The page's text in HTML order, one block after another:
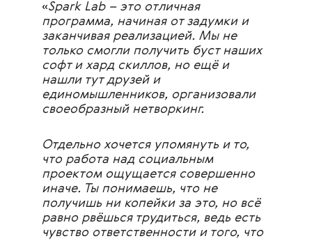
«Spark Lab – это отличная
программа, начиная от задумки и
заканчивая реализацией. Мы не
только смогли получить буст наших
софт и хард скиллов, но ещё и
нашли тут друзей и
единомышленников, организовали
своеобразный нетворкинг.
Отдельно хочется упомянуть и то,
что работа над социальным
проектом ощущается совершенно
иначе. Ты понимаешь, что не
получишь ни копейки за это, но всё
равно рвёшься трудиться, ведь есть
чувство ответственности и того, что